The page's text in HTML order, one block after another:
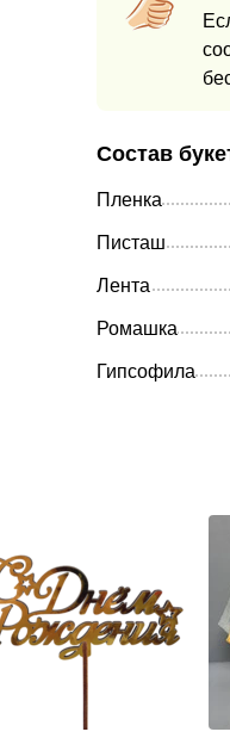
Состав
Пленка
Писташ
Лента
Ромашка
Гипсофила